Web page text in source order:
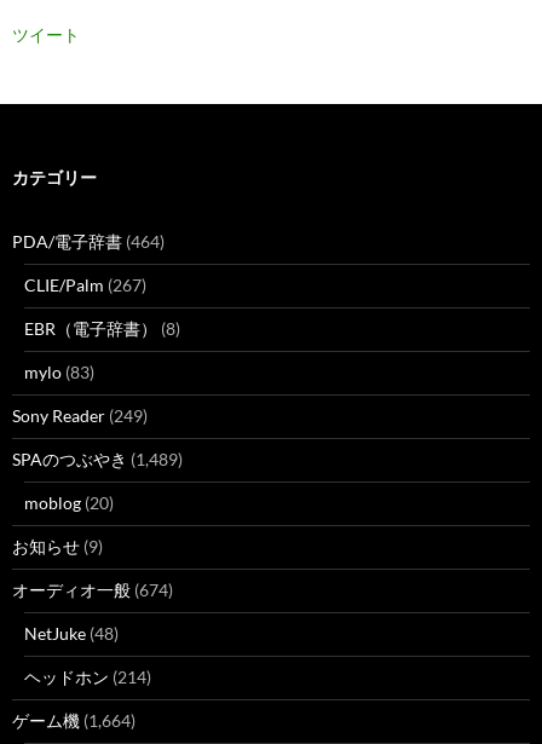
ツイート
カテゴリー
PDA/電子辞書 (464)
CLIE/Palm (267)
EBR（電子辞書） (8)
mylo (83)
Sony Reader (249)
SPAのつぶやき (1,489)
moblog (20)
お知らせ (9)
オーディオ一般 (674)
NetJuke (48)
ヘッドホン (214)
ゲーム機 (1,664)